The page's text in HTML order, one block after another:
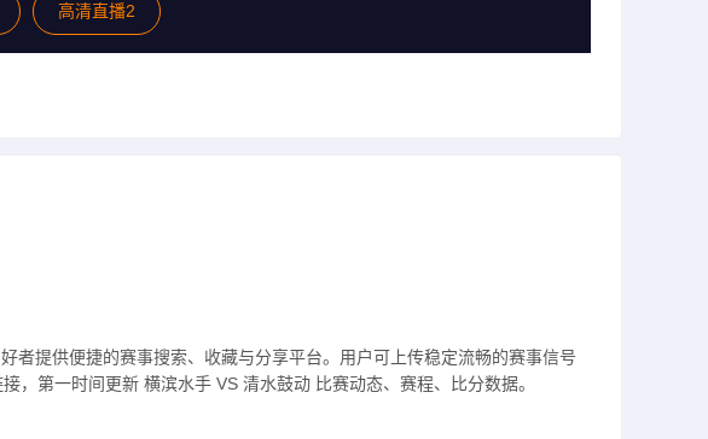
高清直播2
者提供便捷的赛事搜索、收藏与分享平台。用户可上传稳定流畅的赛事信号
第一时间更新 横滨水手 VS 清水鼓动 比赛动态、赛程、比分数据。